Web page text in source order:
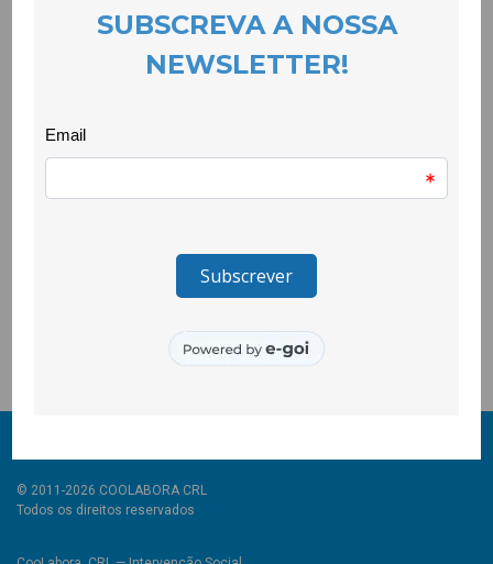
mais real a emoção é-lhes pedido que associem situações do
quotidiano, onde as crianças devem identificar sentimentos
como alegria, tristeza, raiva e medo, explorando ainda como
sintam confortáveis para discutir e entender os seus próprios
sentimentos.
O projecto Quero Ser Mais E9G é promovido pela Secretaria de
Estado da Juventude e do Desporto, através do Instituto
Português do Desporto e Juventude, I.P. e é cofinanciado pelo
Pessoas 2030, Portugal 2030 e União Europeia.
© 2011-2026 COOLABORA CRL
Todos os direitos reservados